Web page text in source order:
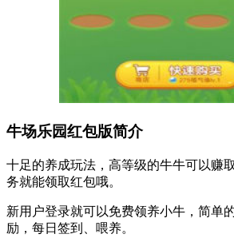
牛场乐园红包版简介
十足的养成玩法，高等级的牛牛可以赚
务就能领取红包哦。
新用户登录就可以免费领养小牛，简单
励，每日签到、喂养。